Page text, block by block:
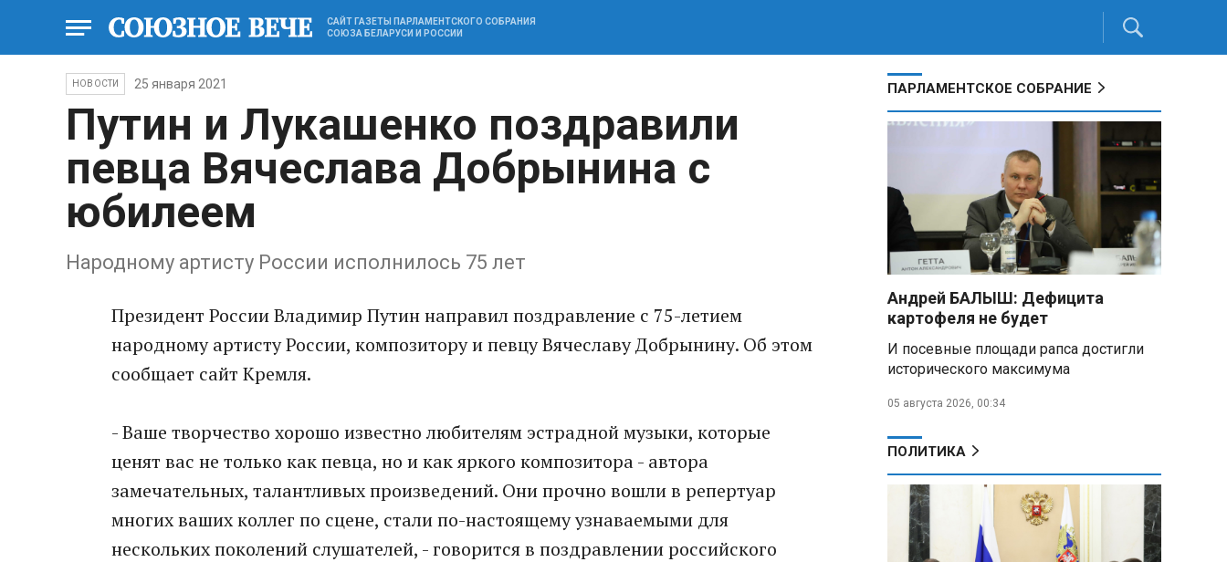
САЙТ ГАЗЕТЫ ПАРЛАМЕНТСКОГО СОБРАНИЯ
СОЮЗА БЕЛАРУСИ И РОССИИ
НОВОСТИ 25 января 2021
Путин и Лукашенко поздравили
певца Вячеслава Добрынина с
юбилеем
Народному артисту России исполнилось 75 лет
Президент России Владимир Путин направил поздравление с 75-летием
народному артисту России, композитору и певцу Вячеславу Добрынину. Об этом
сообщает сайт Кремля.
- Ваше творчество хорошо известно любителям эстрадной музыки, которые
ценят вас не только как певца, но и как яркого композитора - автора
замечательных, талантливых произведений. Они прочно вошли в репертуар
многих ваших коллег по сцене, стали по-настоящему узнаваемыми для
нескольких поколений слушателей, - говорится в поздравлении российского
ПАРЛАМЕНТСКОЕ СОБРАНИЕ
Андрей БАЛЫШ: Дефицита
картофеля не будет
И посевные площади рапса достигли
исторического максимума
05 августа 2026, 00:34
ПОЛИТИКА